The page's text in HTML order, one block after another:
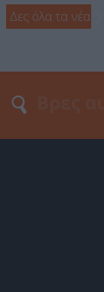
Δες όλα τα νέα